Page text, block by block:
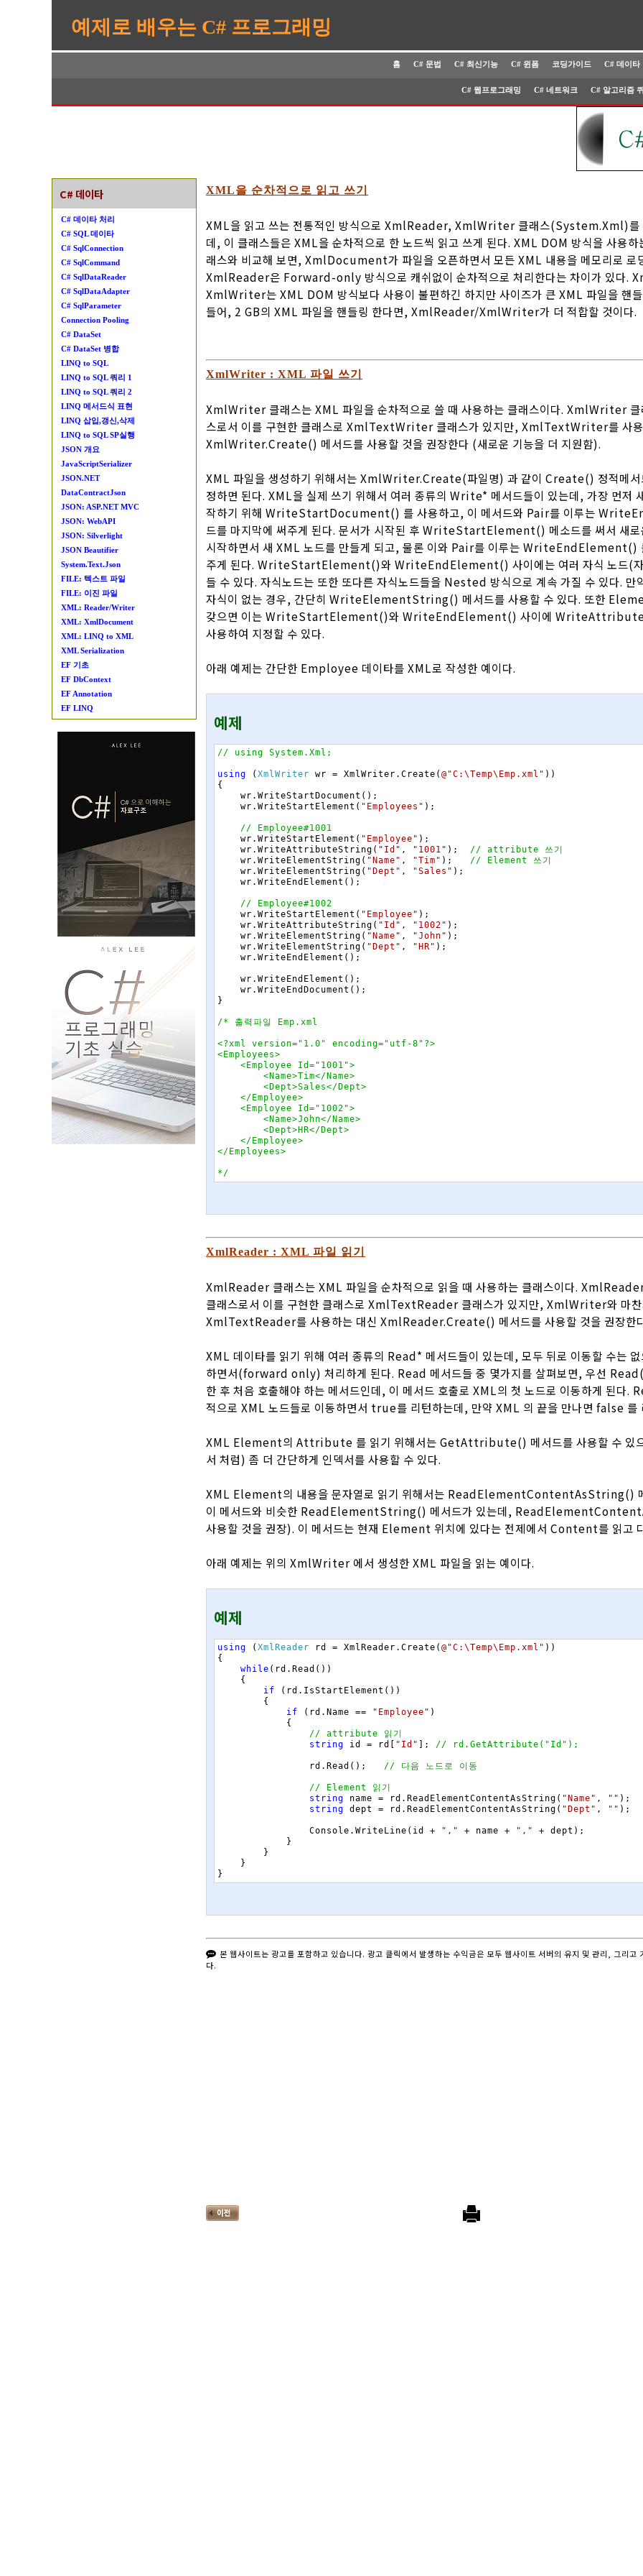
예제로 배우는 C# 프로그래밍
홈 C# 문법 C# 최신기능 C# 윈폼 코딩가이드 C# 데이타
C# 웹프로그래밍 C# 네트워크 C# 알고리즘
C# 데이타
C# 데이타 처리
C# SQL 데이타
C# SqlConnection
C# SqlCommand
C# SqlDataReader
C# SqlDataAdapter
C# SqlParameter
Connection Pooling
C# DataSet
C# DataSet 병합
LINQ to SQL
LINQ to SQL 쿼리 1
LINQ to SQL 쿼리 2
LINQ 메서드식 표현
LINQ 삽입,갱신,삭제
LINQ to SQL SP실행
JSON 개요
JavaScriptSerializer
JSON.NET
DataContractJson
JSON: ASP.NET MVC
JSON: WebAPI
JSON: Silverlight
JSON Beautifier
System.Text.Json
FILE: 텍스트 파일
FILE: 이진 파일
XML: Reader/Writer
XML: XmlDocument
XML: LINQ to XML
XML Serialization
EF 기초
EF DbContext
EF Annotation
EF LINQ
XML을 순차적으로 읽고 쓰기
XML을 읽고 쓰는 전통적인 방식으로 XmlReader, XmlWriter 클래스(System.Xml)를
데, 이 클래스들은 XML을 순차적으로 한 노드씩 읽고 쓰게 된다. XML DOM 방식을 사
래스와 비교해 보면, XmlDocument가 파일을 오픈하면서 모든 XML 내용을 메모리로 로
XmlReader은 Forward-only 방식으로 캐쉬없이 순차적으로 처리한다는 차이가 있다.
XmlWriter는 XML DOM 방식보다 사용이 불편하긴 하지만 사이즈가 큰 XML 파일을 핸
들어, 2 GB의 XML 파일을 핸들링 한다면, XmlReader/XmlWriter가 더 적합할 것이다.
XmlWriter : XML 파일 쓰기
XmlWriter 클래스는 XML 파일을 순차적으로 쓸 때 사용하는 클래스이다. XmlWriter
스로서 이를 구현한 클래스로 XmlTextWriter 클래스가 있지만, XmlTextWriter를 사용
XmlWriter.Create() 메서드를 사용할 것을 권장한다 (새로운 기능을 더 지원함).
XML 파일을 생성하기 위해서는 XmlWriter.Create(파일명) 과 같이 Create() 정적메서
정하면 된다. XML을 실제 쓰기 위해서 여러 종류의 Write* 메서드들이 있는데, 가장 먼저
작하기 위해 WriteStartDocument() 를 사용하고, 이 메서드와 Pair를 이루는
드를 마지막에 써주게 된다. 문서가 시작된 후 WriteStartElement() 메소드를 써서 새
시작하면서 새 XML 노드를 만들게 되고, 물론 이와 Pair를 이루는 WriteEndElement()
주게 된다. WriteStartElement()와 WriteEndElement() 사이에는 여러 자식 노드(
들 수 있다. 자식노드는 또한 또다른 자식노드들을 Nested 방식으로 계속 가질 수 있다.
자식이 없는 경우, 간단히 WriteElementString() 메서드를 사용할 수 있다. 또한
갖으면 이는 WriteStartElement()와 WriteEndElement() 사이에
사용하여 지정할 수 있다.
아래 예제는 간단한 Employee 데이타를 XML로 작성한 예이다.
예제
// using System.Xml;
using ( XmlWriter wr = XmlWriter . Create ( @"C:\Temp\Emp.xml" ) )
{
wr . WriteStartDocument ( ) ;
wr . WriteStartElement ( "Employees" ) ;
// Employee#1001
wr . WriteStartElement ( "Employee" ) ;
wr . WriteAttributeString ( "Id" , "1001" ) ;
// attribute 쓰기
wr . WriteElementString ( "Name" , "Tim" ) ;
// Element 쓰기
wr . WriteElementString ( "Dept" , "Sales" ) ;
wr . WriteEndElement ( ) ;
// Employee#1002
wr . WriteStartElement ( "Employee" ) ;
wr . WriteAttributeString ( "Id" , "1002" ) ;
wr . WriteElementString ( "Name" , "John" ) ;
wr . WriteElementString ( "Dept" , "HR" ) ;
wr . WriteEndElement ( ) ;
wr . WriteEndElement ( ) ;
wr . WriteEndDocument ( ) ;
}
/* 출력파일 Emp.xml
<?xml version="1.0" encoding="utf-8"?>
<Employees>
<Employee Id="1001">
<Name>Tim</Name>
<Dept>Sales</Dept>
</Employee>
<Employee Id="1002">
<Name>John</Name>
<Dept>HR</Dept>
</Employee>
</Employees>
*/
XmlReader : XML 파일 읽기
XmlReader 클래스는 XML 파일을 순차적으로 읽을 때 사용하는 클래스이다.
클래스로서 이를 구현한 클래스로 XmlTextReader 클래스가 있지만, XmlWriter와 마찬
XmlTextReader를 사용하는 대신 XmlReader.Create() 메서드를 사용할 것을 권장한
XML 데이타를 읽기 위해 여러 종류의 Read* 메서드들이 있는데, 모두 뒤로 이동할 수는 없
하면서(forward only) 처리하게 된다. Read 메서드들 중 몇가지를 살펴보면, 우선
한 후 처음 호출해야 하는 메서드인데, 이 메서드 호출로 XML의 첫 노드로 이동하게 된다.
적으로 XML 노드들로 이동하면서 true를 리턴하는데, 만약 XML 의 끝을 만나면 false 를
XML Element의 Attribute 를 읽기 위해서는 GetAttribute() 메서드를 사용할 수 있으
서 처럼) 좀 더 간단하게 인덱서를 사용할 수 있다.
XML Element의 내용을 문자열로 읽기 위해서는 ReadElementContentAsString()
이 메서드와 비슷한 ReadElementString() 메서드가 있는데,
사용할 것을 권장). 이 메서드는 현재 Element 위치에 있다는 전제에서 Content를 읽고
아래 예제는 위의 XmlWriter 에서 생성한 XML 파일을 읽는 예이다.
예제
using ( XmlReader rd = XmlReader . Create ( @"C:\Temp\Emp.xml" ) )
{
while ( rd . Read ( ) )
{
if
( rd . IsStartElement ( ) )
{
if
( rd . Name == "Employee" )
{
// attribute 읽기
string
id = rd [ "Id" ] ; // rd.GetAttribute("Id");
rd . Read ( ) ; // 다음 노드로 이동
// Element 읽기
string
name = rd . ReadElementContentAsString ( "Name" , "" ) ;
string
dept = rd . ReadElementContentAsString ( "Dept" , "" ) ;
Console . WriteLine ( id + "," + name + "," + dept ) ;
}
}
}
}
본 웹사이트는 광고를 포함하고 있습니다. 광고 클릭에서 발생하는 수익금은 모두 웹사이트 서버의 유지 및 관리, 그리고
다.